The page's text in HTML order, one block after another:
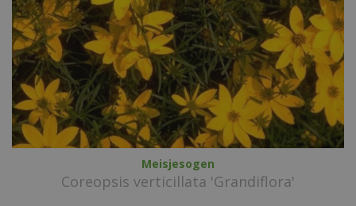
Meisjesogen
Coreopsis verticillata 'Grandiflora'